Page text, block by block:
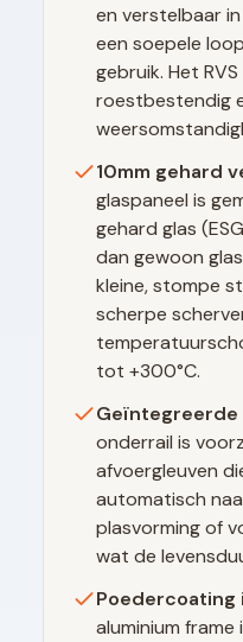
en verstelbaar
een soepele
gebruik. Het
roestbestendig
10mm gehard
glaspaneel is
gehard glas
dan gewoon
kleine, stompe
scherpe
tot +300°C.
onderrail is
afvoergleuven
automatisch
plasvorming of
wat de
Poedercoating
aluminium frame